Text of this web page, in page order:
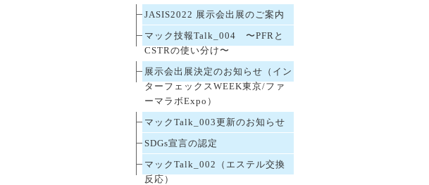
JASIS2022 展示会出展のご案内
マック技報Talk_004 〜PFRと
CSTRの使い分け〜
展示会出展決定のお知らせ（イン
ターフェックスWEEK東京/ファ
ーマラボExpo）
マックTalk_003更新のお知らせ
SDGs宣言の認定
マックTalk_002（エステル交換
反応）